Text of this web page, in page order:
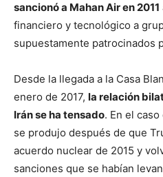
sancionó a Mahan Air en 2011
financiero y tecnológico a
supuestamente patrocinados
Desde la llegada a la Casa
enero de 2017, la relación
Irán se ha tensado. En el
se produjo después de que
acuerdo nuclear de 2015 y
sanciones que se habían